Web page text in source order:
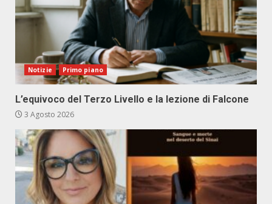
Notizie Primo piano
L’equivoco del Terzo Livello e la lezione di Falcone
3 Agosto 2026